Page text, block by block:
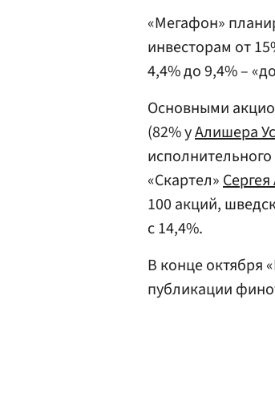
«Мегафон»
инвесторам от
4,4% до 9,4% –
Основными
(82% уАлишера
«Скартел»
100 акций,
с 14,4%.
В конце октября
публикации